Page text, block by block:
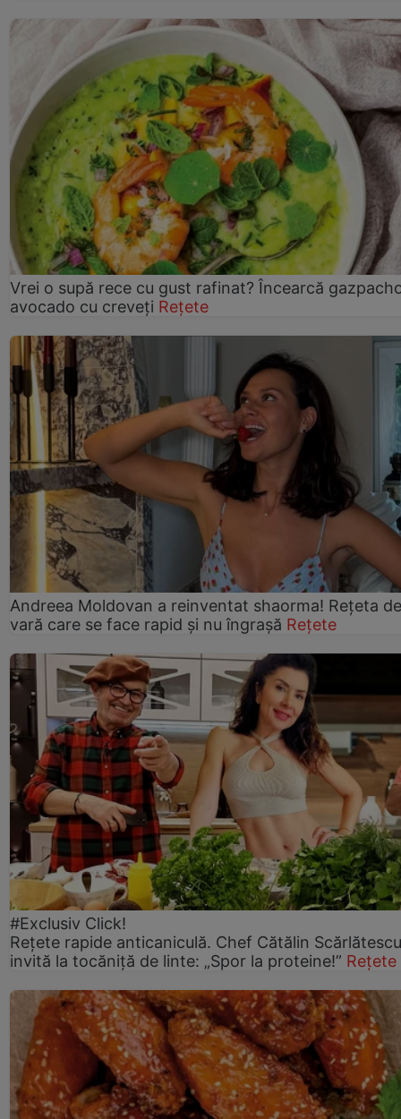
Vrei o supă rece cu gust rafinat? Încearcă
avocado cu creveți Rețete
Andreea Moldovan a reinventat shaorma! Rețeta de
vară care se face rapid și nu îngrașă Rețete
#Exclusiv Click!
Rețete rapide anticaniculă. Chef Cătălin
invită la tocăniță de linte: „Spor la proteine!” Rețete